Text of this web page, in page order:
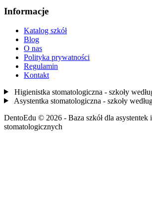
Informacje
Katalog szkół
Blog
O nas
Polityka prywatności
Regulamin
Kontakt
Higienistka stomatologiczna - szkoły
Asystentka stomatologiczna - szkoły
DentoEdu © 2026 - Baza szkół dla asystentek
stomatologicznych